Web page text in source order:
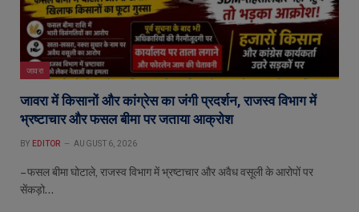
जावरा
जावरा में किसानों और कांग्रेस का जंगी प्रदर्शन, राजस्व विभाग में
भ्रष्टाचार और फसल बीमा पर जताया आक्रोश
BY EDITOR AUGUST 6, 2026
– फसल बीमा घोटाले, राजस्व विभाग में भ्रष्टाचार और अवैध वसूली के आरोपों पर
सेंकड़ो…